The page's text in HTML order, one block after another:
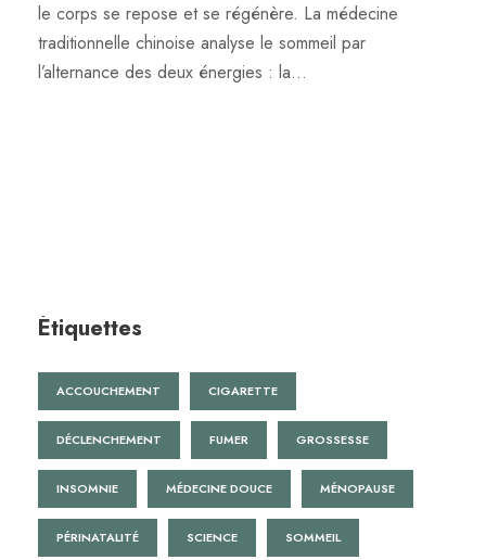
le corps se repose et se régénère. La médecine
traditionnelle chinoise analyse le sommeil par
l’alternance des deux énergies : la...
Étiquettes
ACCOUCHEMENT CIGARETTE
DÉCLENCHEMENT FUMER GROSSESSE
INSOMNIE MÉDECINE DOUCE MÉNOPAUSE
PÉRINATALITÉ SCIENCE SOMMEIL